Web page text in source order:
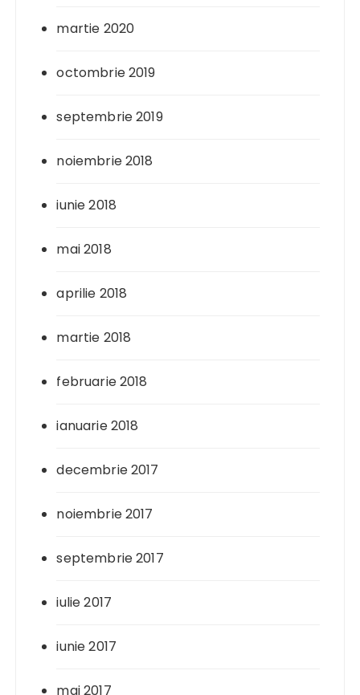
martie 2020
octombrie 2019
septembrie 2019
noiembrie 2018
iunie 2018
mai 2018
aprilie 2018
martie 2018
februarie 2018
ianuarie 2018
decembrie 2017
noiembrie 2017
septembrie 2017
iulie 2017
iunie 2017
mai 2017